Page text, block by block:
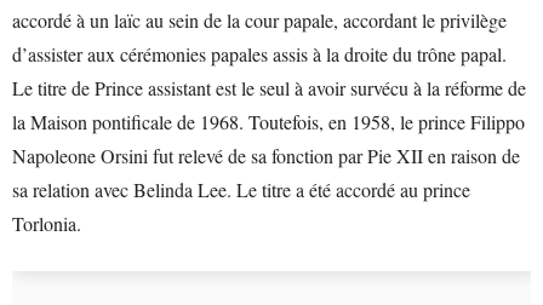
accordé à un laïc au sein de la cour papale, accordant le privilège
d’assister aux cérémonies papales assis à la droite du trône papal.
Le titre de Prince assistant est le seul à avoir survécu à la réforme de
la Maison pontificale de 1968. Toutefois, en 1958, le prince Filippo
Napoleone Orsini fut relevé de sa fonction par Pie XII en raison de
sa relation avec Belinda Lee. Le titre a été accordé au prince
Torlonia.